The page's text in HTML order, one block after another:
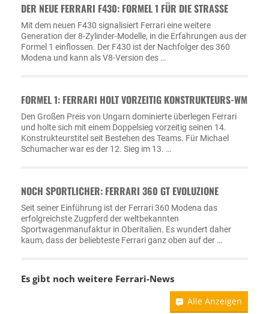
DER NEUE FERRARI F430: FORMEL 1 FÜR DIE STRASSE
Mit dem neuen F430 signalisiert Ferrari eine weitere
Generation der 8-Zylinder-Modelle, in die Erfahrungen aus der
Formel 1 einflossen. Der F430 ist der Nachfolger des 360
Modena und kann als V8-Version des …
FORMEL 1: FERRARI HOLT VORZEITIG KONSTRUKTEURS-WM
Den Großen Preis von Ungarn dominierte überlegen Ferrari
und holte sich mit einem Doppelsieg vorzeitig seinen 14.
Konstrukteurstitel seit Bestehen des Teams. Für Michael
Schumacher war es der 12. Sieg im 13. …
NOCH SPORTLICHER: FERRARI 360 GT EVOLUZIONE
Seit seiner Einführung ist der Ferrari 360 Modena das
erfolgreichste Zugpferd der weltbekannten
Sportwagenmanufaktur in Oberitalien. Es wundert daher
kaum, dass der beliebteste Ferrari ganz oben auf der …
Es gibt noch weitere Ferrari-News
Alle Anzeigen